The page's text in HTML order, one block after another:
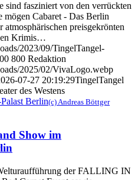
fasziniert von den verrückten
mögen Cabaret - Das Berlin
preisgekrönten
Krimis…
2023/09/TingelTangel-
800 Redaktion
2025/02/VivaLogo.webp
07-27 20:19:29TingelTangel
des Westens
(c) Andreas Böttger
Show im
der FALLING IN